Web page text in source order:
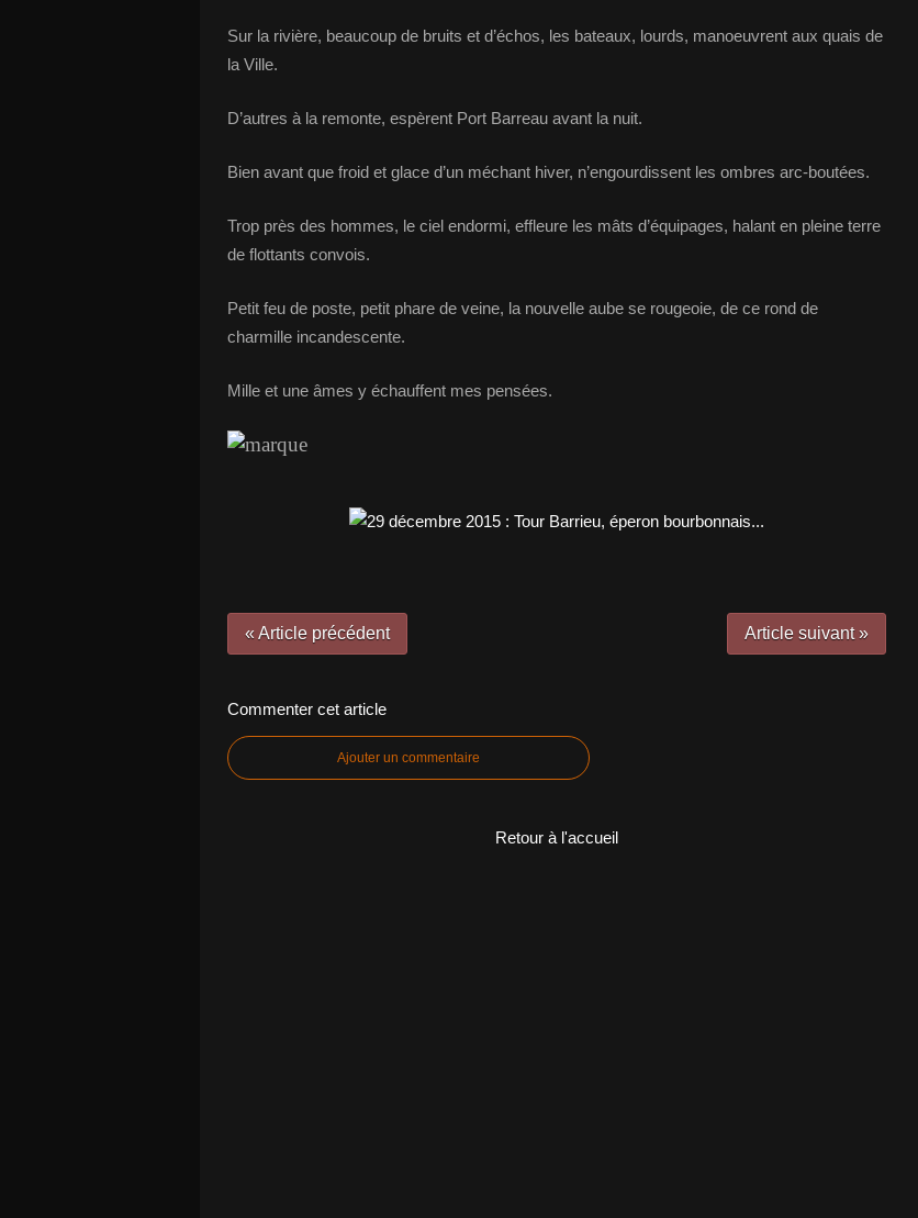
Sur la rivière, beaucoup de bruits et d’échos, les bateaux, lourds, manoeuvrent aux quais de
la Ville.
D’autres à la remonte, espèrent Port Barreau avant la nuit.
Bien avant que froid et glace d’un méchant hiver, n’engourdissent les ombres arc-boutées.
Trop près des hommes, le ciel endormi, effleure les mâts d’équipages, halant en pleine terre
de flottants convois.
Petit feu de poste, petit phare de veine, la nouvelle aube se rougeoie, de ce rond de
charmille incandescente.
Mille et une âmes y échauffent mes pensées.
« Article précédent Article suivant »
Commenter cet article
Ajouter un commentaire
Retour à l'accueil